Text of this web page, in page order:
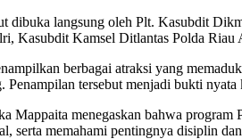
dibuka langsung oleh Plt. Kasubdit
Kasubdit Kamsel Ditlantas Polda Riau
berbagai atraksi yang
Penampilan tersebut menjadi bukti
Mappaita menegaskan bahwa
serta memahami pentingnya disiplin